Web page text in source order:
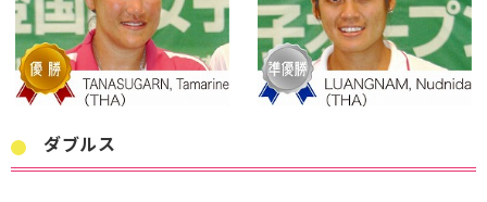
ダブルス